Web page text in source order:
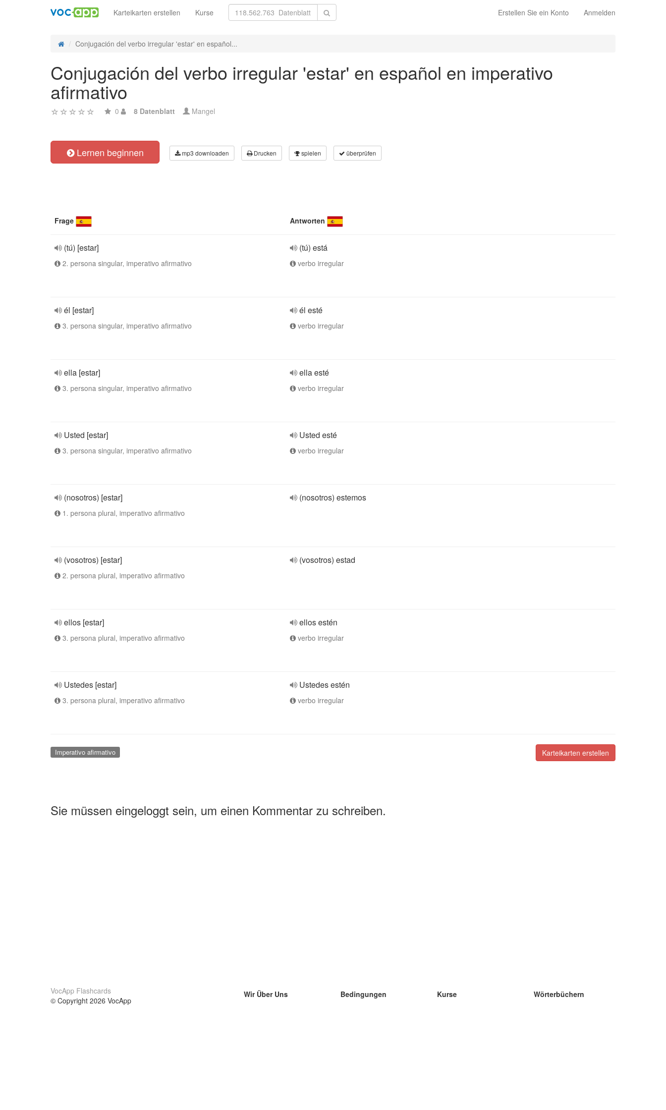
Erstellen Sie ein Konto Anmelden
Karteikarten erstellen Kurse
Conjugación del verbo irregular 'estar' en español...
Conjugación del verbo irregular 'estar' en español en imperativo
afirmativo
0 8 Datenblatt Mangel
Lernen beginnen mp3 downloaden Drucken spielen überprüfen
Frage Antworten
(tú) [estar]
2. persona singular, imperativo afirmativo
(tú) está
verbo irregular
él [estar]
3. persona singular, imperativo afirmativo
él esté
verbo irregular
ella [estar]
3. persona singular, imperativo afirmativo
ella esté
verbo irregular
Usted [estar]
3. persona singular, imperativo afirmativo
Usted esté
verbo irregular
(nosotros) [estar]
1. persona plural, imperativo afirmativo
(nosotros) estemos
(vosotros) [estar]
2. persona plural, imperativo afirmativo
(vosotros) estad
ellos [estar]
3. persona plural, imperativo afirmativo
ellos estén
verbo irregular
Ustedes [estar]
3. persona plural, imperativo afirmativo
Ustedes estén
verbo irregular
Karteikarten erstellen
Imperativo afirmativo
Sie müssen eingeloggt sein, um einen Kommentar zu schreiben.
VocApp Flashcards
© Copyright 2026 VocApp
Wir Über Uns
Bedingungen
Kurse
Wörterbüchern